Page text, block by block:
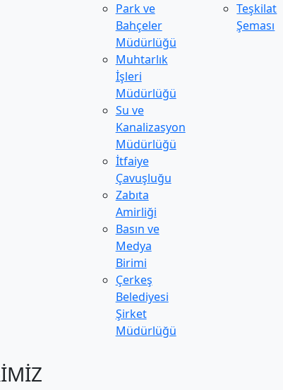
Park ve
Bahçeler
Müdürlüğü
Muhtarlık
İşleri
Müdürlüğü
Su ve
Kanalizasyon
Müdürlüğü
İtfaiye
Çavuşluğu
Zabıta
Amirliği
Basın ve
Medya
Birimi
Çerkeş
Belediyesi
Şirket
Müdürlüğü
Teşkilat
Şeması